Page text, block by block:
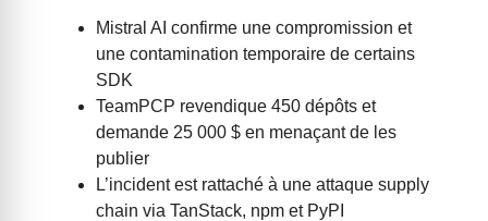
Mistral AI confirme une compromission et
une contamination temporaire de certains
SDK
TeamPCP revendique 450 dépôts et
demande 25 000 $ en menaçant de les
publier
L’incident est rattaché à une attaque supply
chain via TanStack, npm et PyPI